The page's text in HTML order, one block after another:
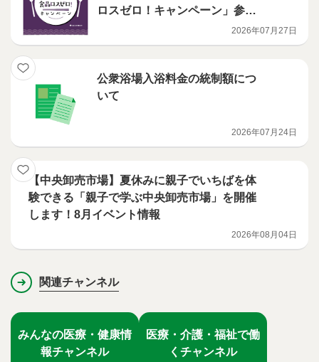
ロスゼロ！キャンペーン」参加
2026年07月27日
公衆浴場入浴料金の統制額につ
いて
2026年07月24日
【中央卸売市場】夏休みに親子でいちばを体
験できる「親子で学ぶ中央卸売市場」を開催
します！8月イベント情報
2026年08月04日
関連チャンネル